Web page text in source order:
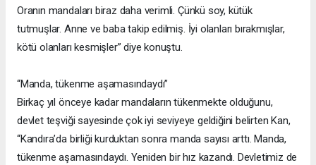
Oranın mandaları biraz daha verimli. Çünkü soy, kütük
tutmuşlar. Anne ve baba takip edilmiş. İyi olanları bırakmışlar,
kötü olanları kesmişler” diye konuştu.
“Manda, tükenme aşamasındaydı”
Birkaç yıl önceye kadar mandaların tükenmekte olduğunu,
devlet teşviği sayesinde çok iyi seviyeye geldiğini belirten Kan,
“Kandıra’da birliği kurduktan sonra manda sayısı arttı. Manda,
tükenme aşamasındaydı. Yeniden bir hız kazandı. Devletimiz de